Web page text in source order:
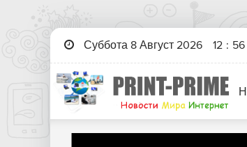
Суббота 8 Август 2026 12 : 56